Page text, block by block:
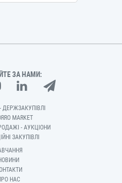
ЗА НАМИ:
- ДЕРЖЗАКУПІВЛІ
MARKET
- АУКЦІОНИ
ЗАКУПІВЛІ
НАС